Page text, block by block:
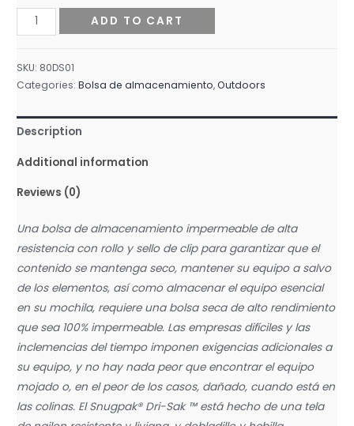
SNUGPAK-
DRI-
ORIGINAL
quantity
ADD TO CART
SKU: 80DS01
Categories:Bolsa de almacenamiento,Outdoors
Description
Additional information
Reviews (0)
Una bolsa de almacenamiento impermeable de alta
resistencia con rollo y sello de clip para garantizar que el
contenido se mantenga seco, mantener su equipo a salvo
de los elementos, así como almacenar el equipo esencial
en su mochila, requiere una bolsa seca de alto rendimiento
que sea 100% impermeable. Las empresas difíciles y las
inclemencias del tiempo imponen exigencias adicionales a
su equipo, y no hay nada peor que encontrar el equipo
mojado o, en el peor de los casos, dañado, cuando está en
las colinas. El Snugpak® Dri-Sak ™ está hecho de una tela